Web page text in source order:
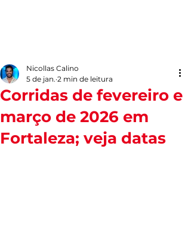
Corridas de fevereiro e
março de 2026 em
Fortaleza; veja datas
Nicollas Calino
5 de jan. 2 min de leitura